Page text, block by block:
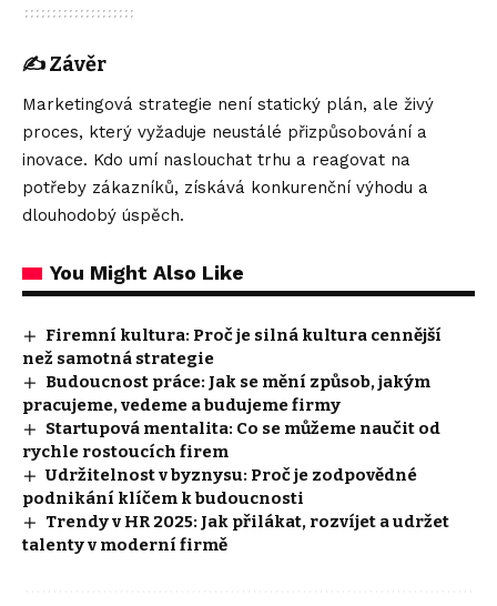
✍️Závěr
Marketingová strategie není statický plán, ale živý
proces, který vyžaduje neustálé přizpůsobování a
inovace. Kdo umí naslouchat trhu a reagovat na
potřeby zákazníků, získává konkurenční výhodu a
dlouhodobý úspěch.
You Might Also Like
Firemní kultura: Proč je silná kultura cennější
než samotná strategie
Budoucnost práce: Jak se mění způsob, jakým
pracujeme, vedeme a budujeme firmy
Startupová mentalita: Co se můžeme naučit od
rychle rostoucích firem
Udržitelnost v byznysu: Proč je zodpovědné
podnikání klíčem k budoucnosti
Trendy v HR 2025: Jak přilákat, rozvíjet a udržet
talenty v moderní firmě